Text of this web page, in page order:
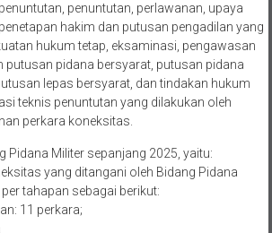
penuntutan, perlawanan, upaya
hakim dan putusan pengadilan yang
hukum tetap, eksaminasi, pengawasan
putusan pidana bersyarat, putusan pidana
lepas bersyarat, dan tindakan hukum
teknis penuntutan yang dilakukan oleh
perkara koneksitas.
Pidana Militer sepanjang 2025, yaitu:
yang ditangani oleh Bidang Pidana
tahapan sebagai berikut:
11 perkara;